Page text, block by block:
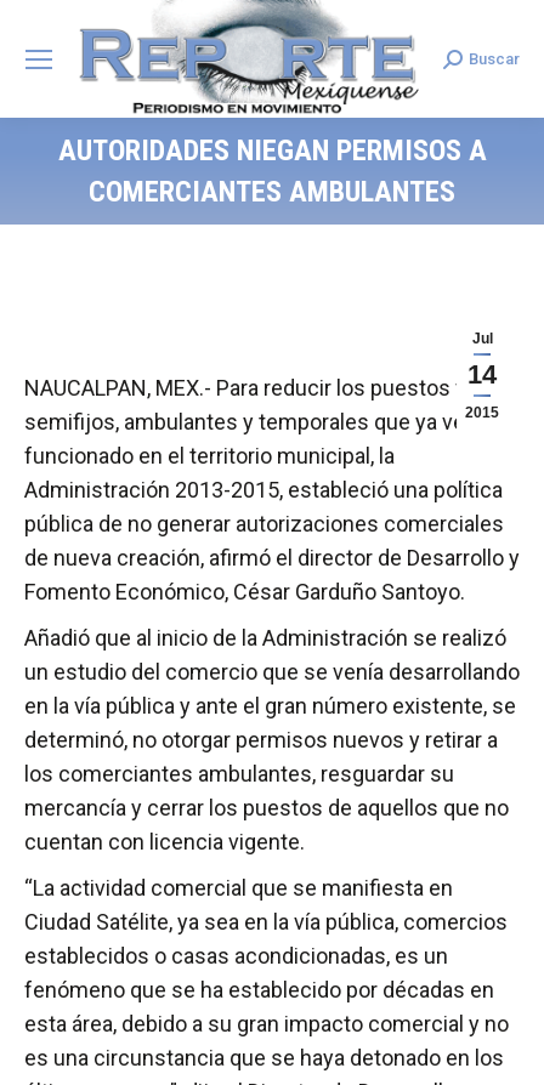
Search:
Buscar
AUTORIDADES NIEGAN PERMISOS A
COMERCIANTES AMBULANTES
Jul
14
2015
NAUCALPAN, MEX.- Para reducir los puestos fijos,
semifijos, ambulantes y temporales que ya venían
funcionado en el territorio municipal, la
Administración 2013-2015, estableció una política
pública de no generar autorizaciones comerciales
de nueva creación, afirmó el director de Desarrollo y
Fomento Económico, César Garduño Santoyo.
Añadió que al inicio de la Administración se realizó
un estudio del comercio que se venía desarrollando
en la vía pública y ante el gran número existente, se
determinó, no otorgar permisos nuevos y retirar a
los comerciantes ambulantes, resguardar su
mercancía y cerrar los puestos de aquellos que no
cuentan con licencia vigente.
“La actividad comercial que se manifiesta en
Ciudad Satélite, ya sea en la vía pública, comercios
establecidos o casas acondicionadas, es un
fenómeno que se ha establecido por décadas en
esta área, debido a su gran impacto comercial y no
es una circunstancia que se haya detonado en los